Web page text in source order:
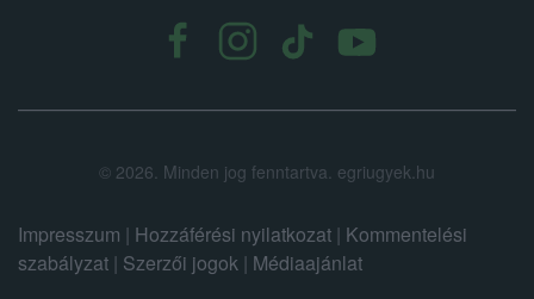
© 2026. Minden jog fenntartva. egriugyek.hu
Impresszum | Hozzáférési nyilatkozat | Kommentelési
szabályzat | Szerzői jogok | Médiaajánlat